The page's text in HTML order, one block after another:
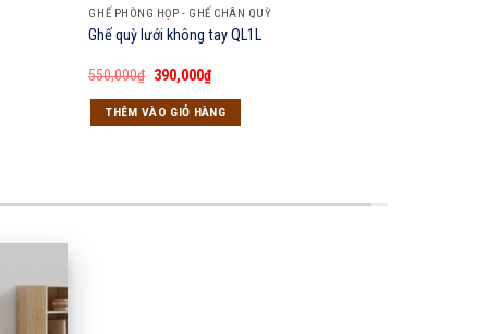
GHẾ PHÒNG HỌP - GHẾ CHÂN QUỲ
Ghế quỳ lưới không tay QL1L
550,000₫ Giá
là:
550,000₫.
390,000₫Giá
hiện
tại
là:
THÊM VÀO GIỎ HÀNG